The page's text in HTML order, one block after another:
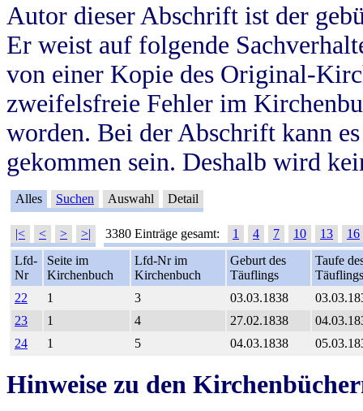
Autor dieser Abschrift ist der
Er weist auf folgende
von einer Kopie des Original-
zweifelsfreie Fehler im
worden. Bei der Abschrift kann
gekommen sein. Deshalb wird
Alles Suchen Auswahl Detail
|< < > >| 3380 Einträge gesamt: 1 4 7 10 13
16
Lfd-
Nr
Seite im
Kirchenbuch
Lfd-Nr im
Kirchenbuch
Geburt des
Täuflings
Taufe
Täuflings
22
1 3 03.03.1838
23
1 4 27.02.1838
24
1 5 04.03.1838
Hinweise zu den